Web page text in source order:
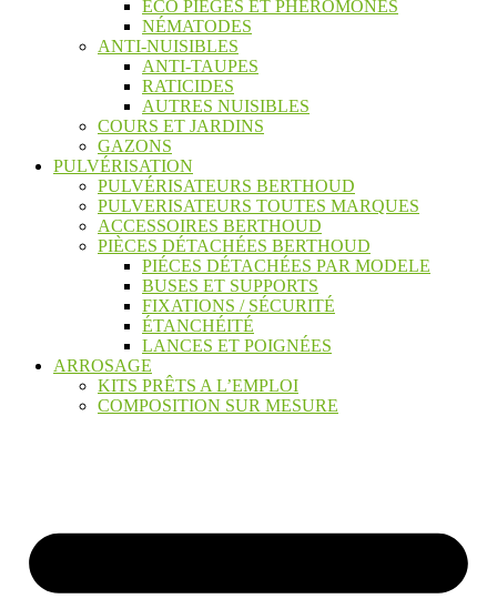
ECO PIEGES ET PHÉROMONES
NÉMATODES
ANTI-NUISIBLES
ANTI-TAUPES
RATICIDES
AUTRES NUISIBLES
COURS ET JARDINS
GAZONS
PULVÉRISATION
PULVÉRISATEURS BERTHOUD
PULVERISATEURS TOUTES MARQUES
ACCESSOIRES BERTHOUD
PIÈCES DÉTACHÉES BERTHOUD
PIÉCES DÉTACHÉES PAR MODELE
BUSES ET SUPPORTS
FIXATIONS / SÉCURITÉ
ÉTANCHÉITÉ
LANCES ET POIGNÉES
ARROSAGE
KITS PRÊTS A L’EMPLOI
COMPOSITION SUR MESURE